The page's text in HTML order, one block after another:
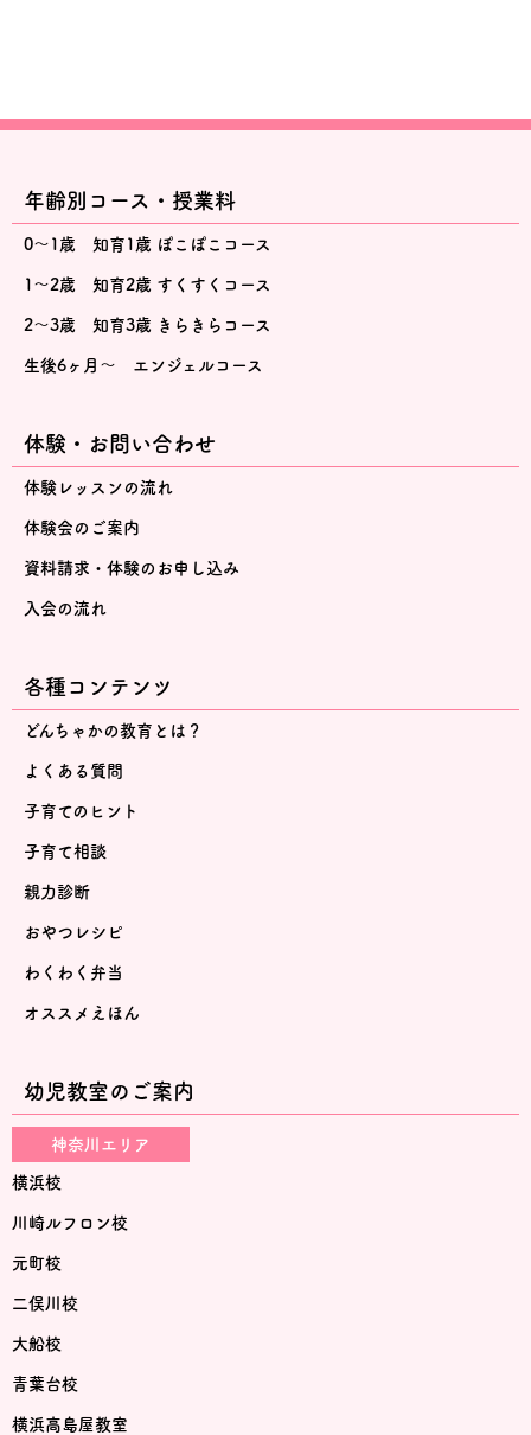
年齢別コース・授業料
0～1歳 知育1歳 ぽこぽこコース
1～2歳 知育2歳 すくすくコース
2～3歳 知育3歳 きらきらコース
生後6ヶ月～ エンジェルコース
体験・お問い合わせ
体験レッスンの流れ
体験会のご案内
資料請求・体験のお申し込み
入会の流れ
各種コンテンツ
どんちゃかの教育とは？
よくある質問
子育てのヒント
子育て相談
親力診断
おやつレシピ
わくわく弁当
オススメえほん
幼児教室のご案内
神奈川エリア
横浜校
川崎ルフロン校
元町校
二俣川校
大船校
青葉台校
横浜高島屋教室